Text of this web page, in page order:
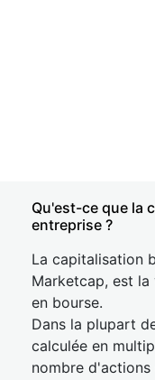
Qu'est-ce que la
entreprise ?
La capitalisation
Marketcap, est
en bourse.
Dans la plupart
calculée en
nombre